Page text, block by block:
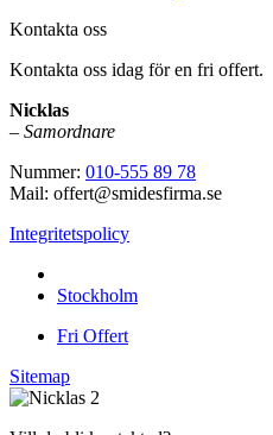
Kontakta oss
Kontakta oss idag för en fri offert.
Nicklas
– Samordnare
Nummer: 010-555 89 78
Mail: offert@smidesfirma.se
Integritetspolicy
Stockholm
Fri Offert
Sitemap